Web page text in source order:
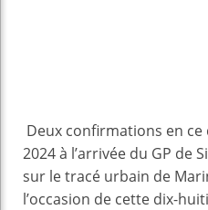
Deux confirmations en
2024 à l’arrivée du GP de
sur le tracé urbain de
l’occasion de cette dix-